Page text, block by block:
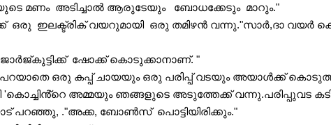
മണം  അടിച്ചാൽ ആരുടേയും   ബോധക്കേടും  മാറും."
ഇലക്ട്രിക് വയറുമായി  ഒരു തമിഴൻ വന്നു."സാർ,ദാ വയർ
"ഹാർട്ട് അറ്റാക്ക് വന്ന ജോർജ്‌കുട്ടിക്ക്  ഷോക്ക് കൊടുക്കാനാണ്. "
ഒരു കപ്പ് ചായയും ഒരു പരിപ്പ് വടയും അയാൾക്ക്
'കൊച്ചിൻ്റെ അമ്മയും ഞങ്ങളുടെ അടുത്തേക്ക് വന്നു.പരിപ്പുവട
പറഞ്ഞു, ."അക്ക, ബോൺസ്  പൊട്ടിയിരിക്കും."